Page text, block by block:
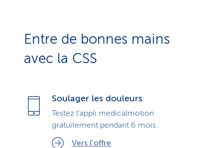
Entre de bonnes mains
avec la CSS
Soulager les douleurs
Testez l’appli medicalmotion
gratuitement pendant 6 mois.
Vers l’offre